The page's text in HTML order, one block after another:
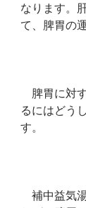
なります。
て、脾胃の
脾胃に対
るにはどう
す。
補中益気